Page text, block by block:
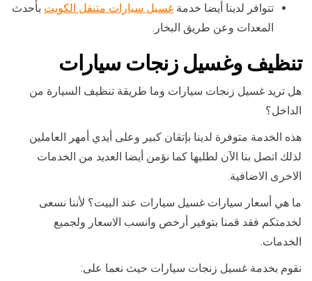
تتوافر لدينا أيضا خدمة غسيل سيارات متنقل الكويت بأحدث
المعدات وعن طريق البخار.
تنظيف وغسيل زنجات سيارات
هل تريد غسيل زنجات سيارات وما طريقة تنظيف السيارة من
الداخل؟
هذه الخدمة متوفرة لدينا بإتقان كبير وعلى أيدي أمهر العاملين
لذلك اتصل بنا الآن لطلبها كما نؤمن أيضا العديد من الخدمات
الاخرى الاضافية.
ما هي أسعار سيارات غسيل سيارات عند البيت؟ لأننا نسعى
لخدمتكم فقد قمنا بتوفير أرخص وانسب الاسعار ولجميع
الخدمات.
نقوم بخدمة غسيل زنجات سيارات حيث نعما على: